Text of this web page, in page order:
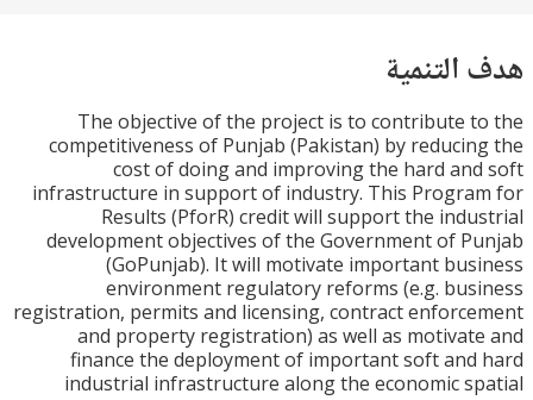
The objective of the project is to contribute
competitiveness of Punjab (Pakistan) by
cost of doing and improving the hard
infrastructure in support of industry. This
Results (PforR) credit will support the
development objectives of the Government of
(GoPunjab). It will motivate important
environment regulatory reforms (e.g.
registration, permits and licensing, contract
and property registration) as well as
finance the deployment of important soft
industrial infrastructure along the economic